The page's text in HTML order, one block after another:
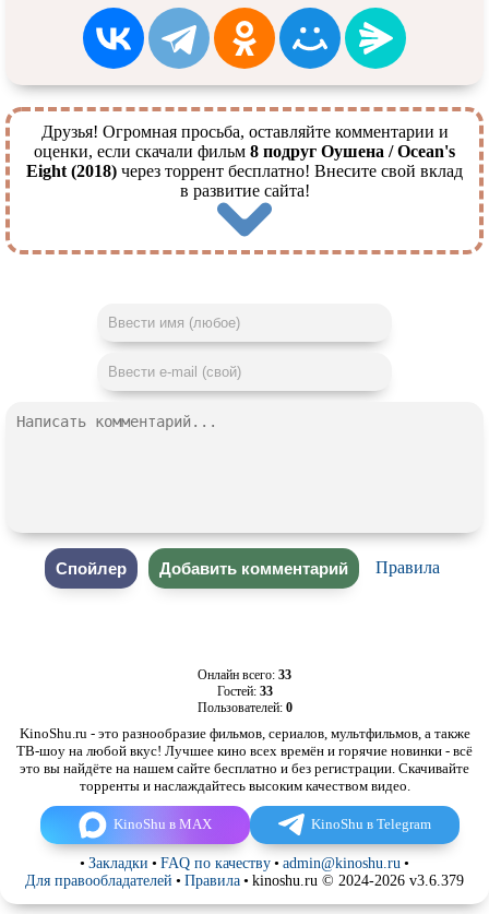
Друзья! Огромная просьба, оставляйте комментарии и
оценки, если скачали фильм 8 подруг Оушена / Ocean's
Eight (2018) через торрент бесплатно! Внесите свой вклад
в развитие сайта!
Правила
Онлайн всего: 33
Гостей: 33
Пользователей: 0
KinoShu.ru - это разнообразие фильмов, сериалов, мультфильмов, а также
ТВ-шоу на любой вкус! Лучшее кино всех времён и горячие новинки - всё
это вы найдёте на нашем сайте бесплатно и без регистрации. Скачивайте
торренты и наслаждайтесь высоким качеством видео.
KinoShu в MAX KinoShu в Telegram
• Закладки • FAQ по качеству • admin@kinoshu.ru •
Для правообладателей • Правила • kinoshu.ru © 2024-2026 v3.6.379